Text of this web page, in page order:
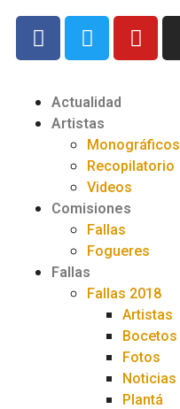
Actualidad
Artistas
Monográficos
Recopilatorio
Videos
Comisiones
Fallas
Fogueres
Fallas
Fallas 2018
Artistas
Bocetos
Fotos
Noticias
Plantá